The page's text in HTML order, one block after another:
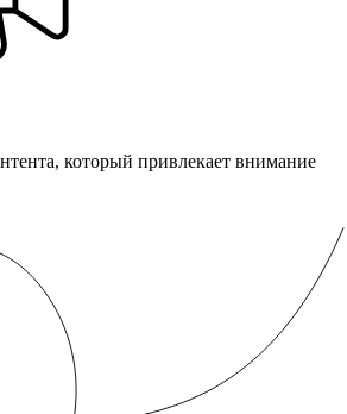
который привлекает внимание